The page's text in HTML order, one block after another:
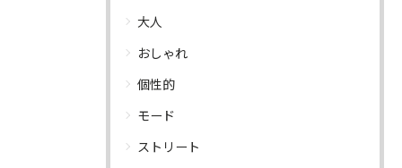
大人
おしゃれ
個性的
モード
ストリート